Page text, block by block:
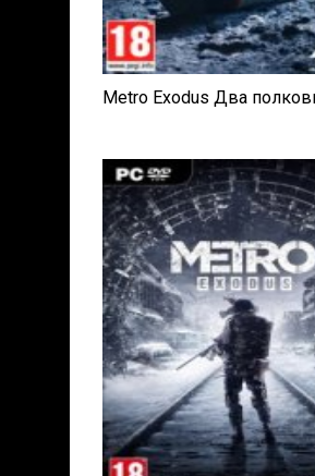
Metro Exodus Два